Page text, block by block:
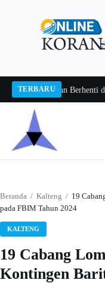
TERBARU
Jangan Berhenti di
Beranda / Kalteng / 19
pada FBIM Tahun 2024
KALTENG
19 Cabang
Kontingen